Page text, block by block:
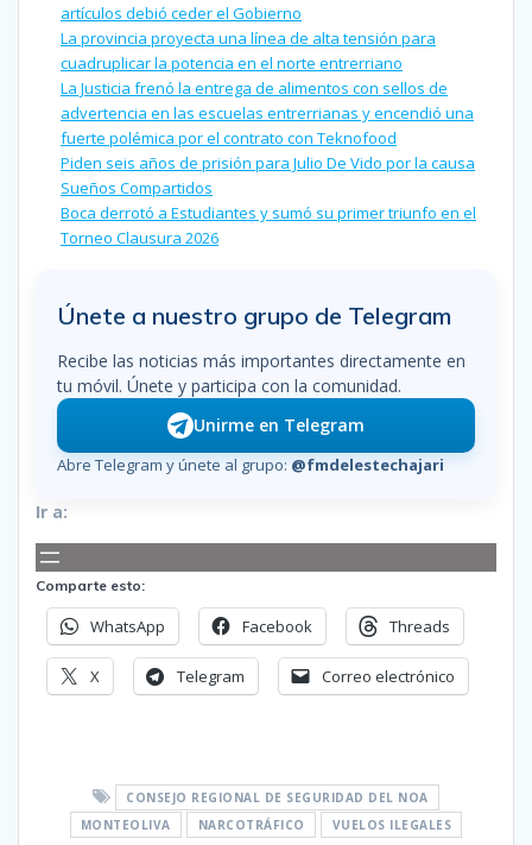
artículos debió ceder el Gobierno
La provincia proyecta una línea de alta tensión para
cuadruplicar la potencia en el norte entrerriano
La Justicia frenó la entrega de alimentos con sellos de
advertencia en las escuelas entrerrianas y encendió una
fuerte polémica por el contrato con Teknofood
Piden seis años de prisión para Julio De Vido por la causa
Sueños Compartidos
Boca derrotó a Estudiantes y sumó su primer triunfo en el
Torneo Clausura 2026
Únete a nuestro grupo de Telegram
Recibe las noticias más importantes directamente en
tu móvil. Únete y participa con la comunidad.
Unirme en Telegram
Abre Telegram y únete al grupo: @fmdelestechajari
Ir a:
Comparte esto:
WhatsApp Facebook Threads
X Telegram Correo electrónico
CONSEJO REGIONAL DE SEGURIDAD DEL NOA
MONTEOLIVA
NARCOTRÁFICO VUELOS ILEGALES